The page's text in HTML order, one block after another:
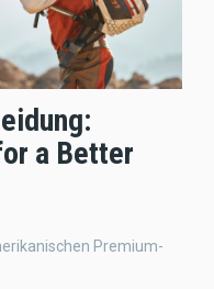
a Better
Premium-